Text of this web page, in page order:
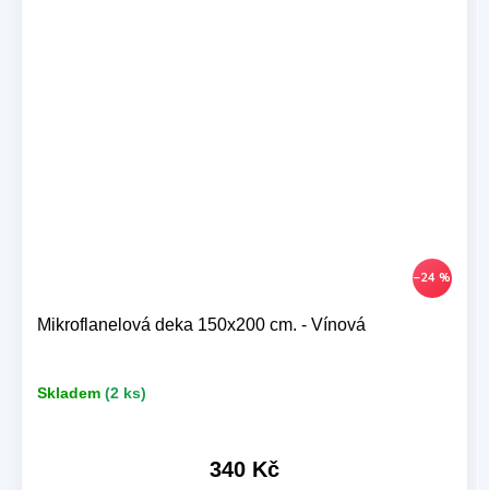
–24 %
Mikroflanelová deka 150x200 cm. - Vínová
Skladem (2 ks)
340 Kč